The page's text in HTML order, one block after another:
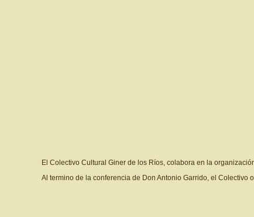
El Colectivo Cultural Giner de los Ríos, colabora en la
Al termino de la conferencia de Don Antonio Garrido, el